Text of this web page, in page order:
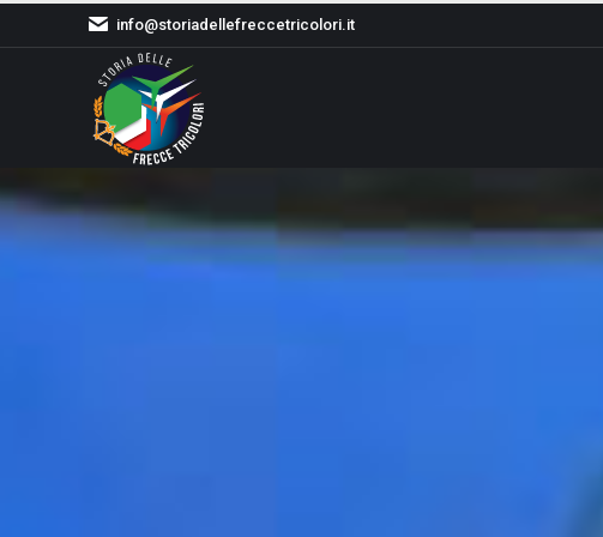
info@storiadellefreccetricolori.it